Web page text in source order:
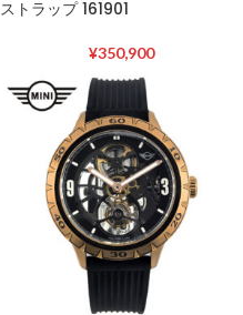
ストラップ 161901
¥350,900